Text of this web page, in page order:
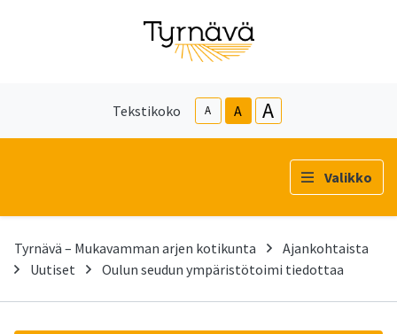
Tekstikoko A A A
Valikko
Tyrnävä – Mukavamman arjen kotikunta
Ajankohtaista
Uutiset
Oulun seudun ympäristötoimi tiedottaa